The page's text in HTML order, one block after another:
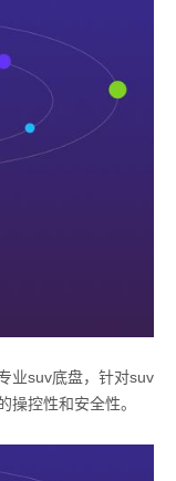
业suv底盘，针对suv
操控性和安全性。